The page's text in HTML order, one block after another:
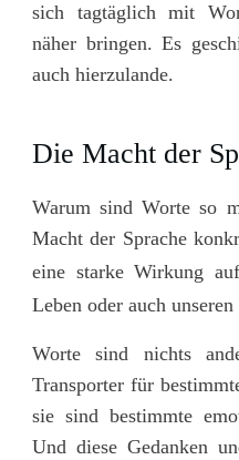
sich tagtäglich mit
näher bringen. Es
auch hierzulande.
Die Macht der
Warum sind Worte so
Macht der Sprache
eine starke Wirkung
Leben oder auch unseren
Worte sind nichts
Transporter für
sie sind bestimmte
Und diese Gedanken